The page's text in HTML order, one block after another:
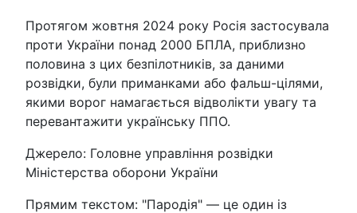
Протягом жовтня 2024 року Росія застосувала
проти України понад 2000 БПЛА, приблизно
половина з цих безпілотників, за даними
розвідки, були приманками або фальш-цілями,
якими ворог намагається відволікти увагу та
перевантажити українську ППО.
Джерело: Головне управління розвідки
Міністерства оборони України
Прямим текстом: "Пародія" — це один із